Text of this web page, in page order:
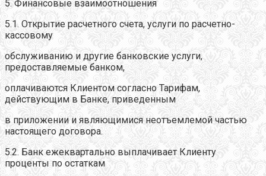
5. Финансовые взаимоотношения
5.1. Открытие расчетного счета, услуги по расчетно-
кассовому
обслуживанию и другие банковские услуги,
предоставляемые банком,
оплачиваются Клиентом согласно Тарифам,
действующим в Банке, приведенным
в приложении и являющимися неотъемлемой частью
настоящего договора.
5.2. Банк ежеквартально выплачивает Клиенту
проценты по остаткам